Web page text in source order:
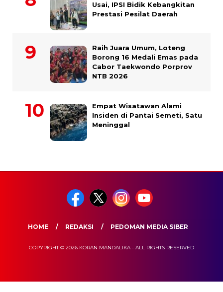
Usai, IPSI Bidik Kebangkitan
Prestasi Pesilat Daerah
Raih Juara Umum, Loteng
Borong 16 Medali Emas pada
Cabor Taekwondo Porprov
NTB 2026
Empat Wisatawan Alami
Insiden di Pantai Semeti, Satu
Meninggal
HOME REDAKSI PEDOMAN MEDIA SIBER
COPYRIGHT © 2026 KORAN MANDALIKA - ALL RIGHTS RESERVED